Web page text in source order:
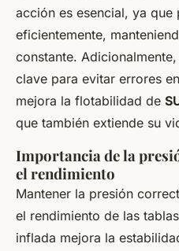
acción es esencial, ya
eficientemente,
constante.
clave para evitar errores
mejora la flotabilidad de
que también extiende su
Importancia de la
el rendimiento
Mantener la presión
el rendimiento de las tablas
inflada mejora la